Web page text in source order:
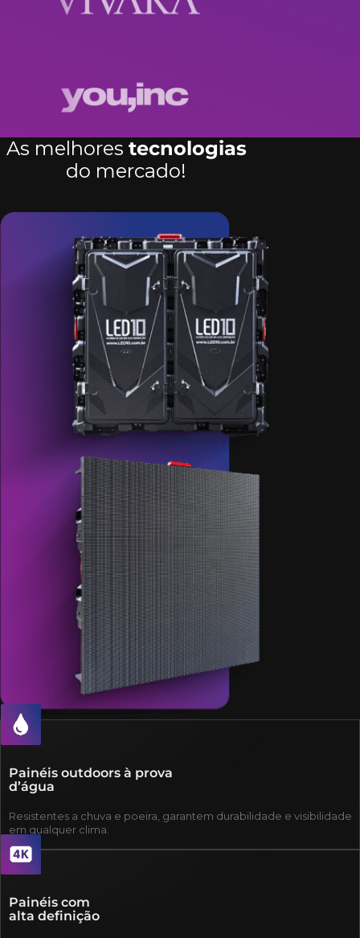
As melhores tecnologias
do mercado!
Painéis outdoors à prova
d’água
Resistentes a chuva e poeira, garantem durabilidade e visibilidade
em qualquer clima.
Painéis com
alta definição